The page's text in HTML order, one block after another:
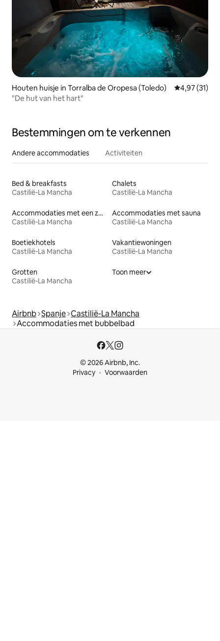
Houten huisje in Torralba de Oropesa (Toledo) Gemiddelde
4,97 (31)
"De hut van het hart"
Bestemmingen om te verkennen
Andere accommodaties Activiteiten
Bed & breakfasts
Castilië-La Mancha
Chalets
Castilië-La Mancha
Accommodaties met een zwembad
Castilië-La Mancha
Accommodaties met sauna
Castilië-La Mancha
Boetiekhotels
Castilië-La Mancha
Vakantiewoningen
Castilië-La Mancha
Grotten
Castilië-La Mancha
Toon meer
Airbnb Spanje Castilië-La Mancha
Accommodaties met bubbelbad
© 2026 Airbnb, Inc.
Privacy
Voorwaarden